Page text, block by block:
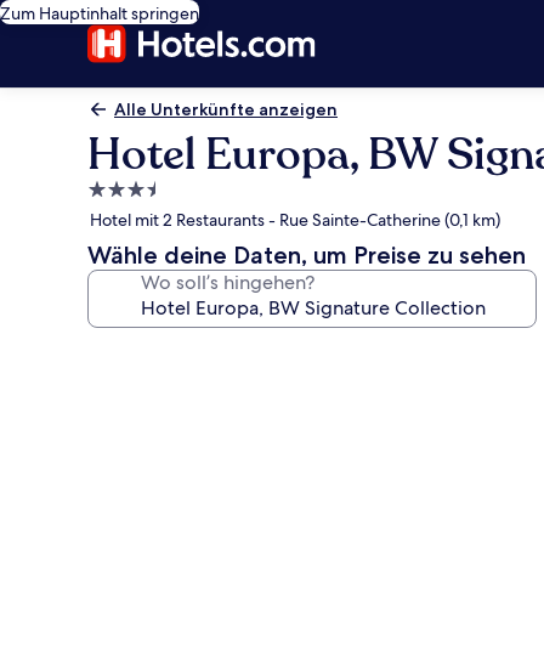
Zum Hauptinhalt springen
Alle Unterkünfte anzeigen
Hotel Europa, BW
3.5-
Sterne-
Unterkunft
Hotel mit 2 Restaurants - Rue Sainte-Catherine (0,1 km)
Wähle deine Daten, um Preise zu sehen
Wo soll’s hingehen?